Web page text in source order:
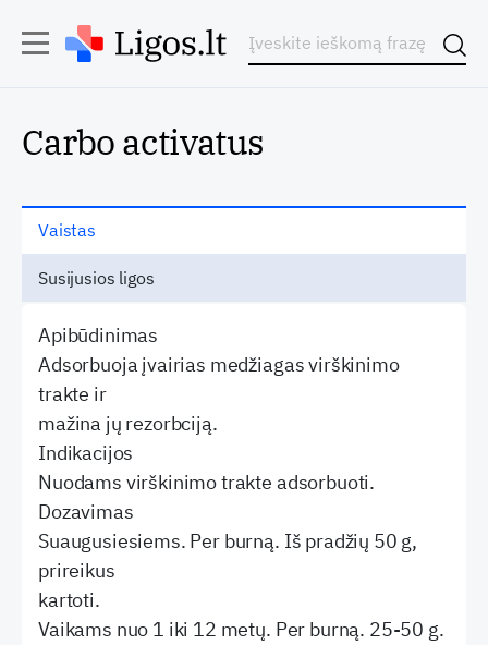
Carbo activatus
Vaistas
Susijusios ligos
Apibūdinimas
Adsorbuoja įvairias medžiagas virškinimo
trakte ir
mažina jų rezorbciją.
Indikacijos
Nuodams virškinimo trakte adsorbuoti.
Dozavimas
Suaugusiesiems. Per burną. Iš pradžių 50 g,
prireikus
kartoti.
Vaikams nuo 1 iki 12 metų. Per burną. 25-50 g.